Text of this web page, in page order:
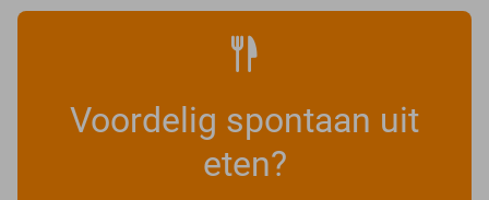
Voordelig spontaan uit
eten?